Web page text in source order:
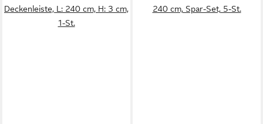
Deckenleiste, L: 240 cm, H: 3 cm,
1-St.
240 cm, Spar-Set, 5-St.